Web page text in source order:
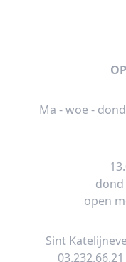
Ma - woe -
open
Sint
03.232.66.21